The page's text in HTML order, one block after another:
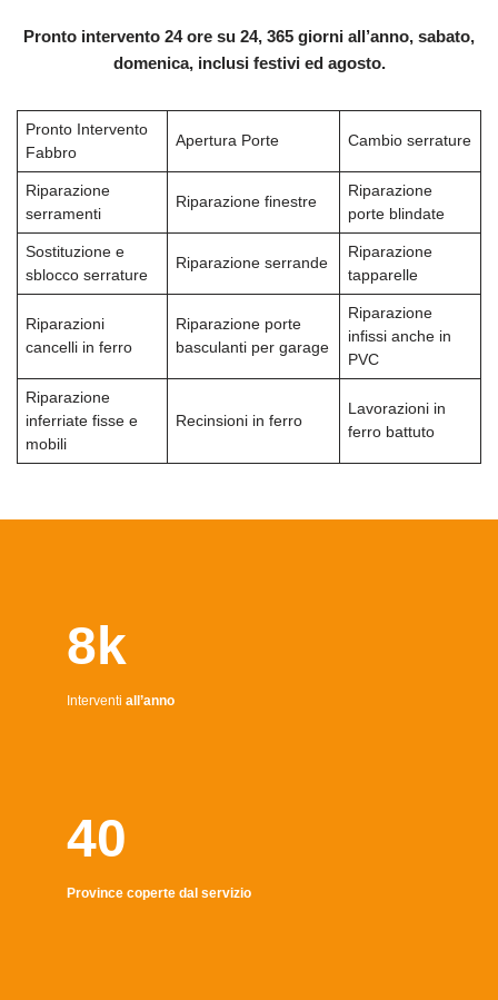
Pronto intervento 24 ore su 24, 365 giorni all’anno, sabato,
domenica, inclusi festivi ed agosto.
Pronto Intervento
Fabbro
Apertura Porte Cambio serrature
Riparazione
serramenti
Riparazione finestre
Riparazione
porte blindate
Sostituzione e
sblocco serrature
Riparazione serrande
Riparazione
tapparelle
Riparazioni
cancelli in ferro
Riparazione porte
basculanti per garage
Riparazione
infissi anche in
PVC
Riparazione
inferriate fisse e
mobili
Recinsioni in ferro
Lavorazioni in
ferro battuto
8k
Interventi all’anno
40
Province coperte dal servizio